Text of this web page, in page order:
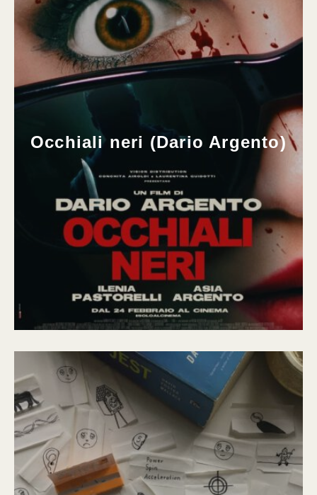
Occhiali neri (Dario Argento)